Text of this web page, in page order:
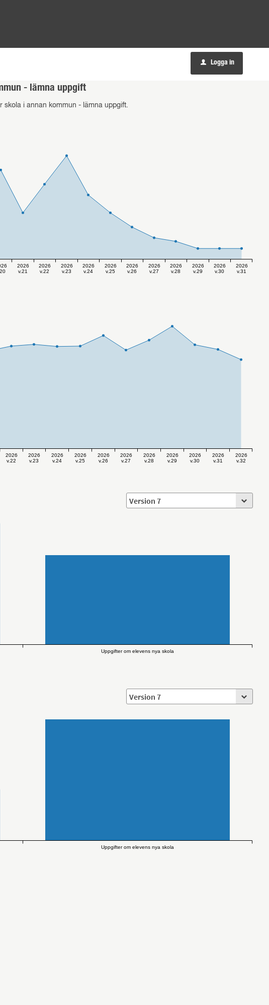
u Logga in
- lämna uppgift
skola i annan kommun - lämna uppgift.
2026
v.21
2026
v.22
2026
v.23
2026
v.24
2026
v.25
2026
v.26
2026
v.27
2026
v.28
2026
v.29
2026
v.30
2026
v.31
2026
v.22
2026
v.23
2026
v.24
2026
v.25
2026
v.26
2026
v.27
2026
v.28
2026
v.29
2026
v.30
2026
v.31
2026
v.32
Uppgifter om elevens nya skola
Uppgifter om elevens nya skola